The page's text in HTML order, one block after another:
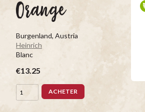
Orange
Burgenland, Austria
Heinrich
Blanc
€13.25
ACHETER